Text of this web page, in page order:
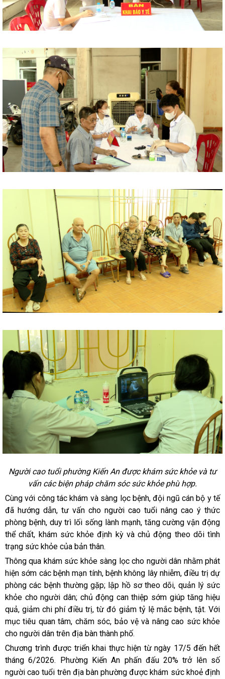
Người cao tuổi phường Kiến An được khám sức khỏe và tư
vấn các biện pháp chăm sóc sức khỏe phù hợp.
Cùng với công tác khám và sàng lọc bệnh, đội ngũ cán bộ y tế
đã hướng dẫn, tư vấn cho người cao tuổi nâng cao ý thức
phòng bệnh, duy trì lối sống lành mạnh, tăng cường vận động
thể chất, khám sức khỏe định kỳ và chủ động theo dõi tình
trạng sức khỏe của bản thân.
Thông qua khám sức khỏe sàng lọc cho người dân nhằm phát
hiện sớm các bệnh mạn tính, bệnh không lây nhiễm, điều trị dự
phòng các bệnh thường gặp; lập hồ sơ theo dõi, quản lý sức
khỏe cho người dân; chủ động can thiệp sớm giúp tăng hiệu
quả, giảm chi phí điều trị, từ đó giảm tỷ lệ mắc bệnh, tật. Với
mục tiêu quan tâm, chăm sóc, bảo vệ và nâng cao sức khỏe
cho người dân trên địa bàn thành phố.
Chương trình được triển khai thực hiện từ ngày 17/5 đến hết
tháng 6/2026. Phường Kiến An phấn đấu 20% trở lên số
người cao tuổi trên địa bàn phường được khám sức khoẻ định